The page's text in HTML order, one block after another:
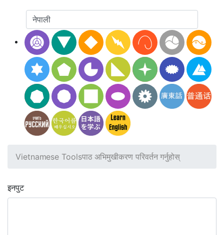
Vietnamese Toolsपाठ अभिमुखीकरण परिवर्तन गर्नुहोस्
इनपुट